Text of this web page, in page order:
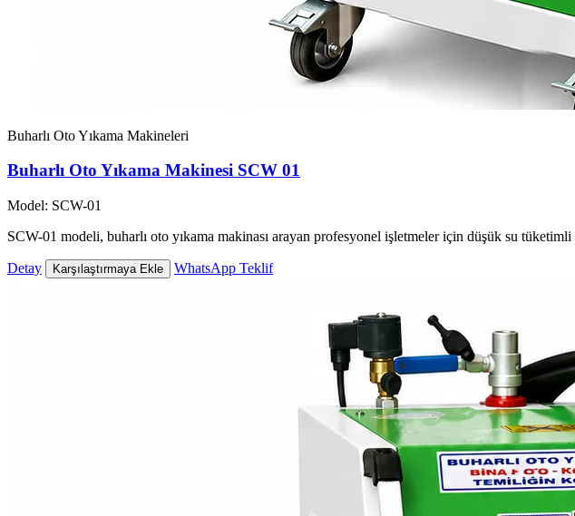
Buharlı Oto Yıkama Makineleri
Buharlı Oto Yıkama Makinesi SCW 01
Model: SCW-01
SCW-01 modeli, buharlı oto yıkama makinası arayan profesyonel işletmeler için düşük su
Detay Karşılaştırmaya Ekle WhatsApp Teklif